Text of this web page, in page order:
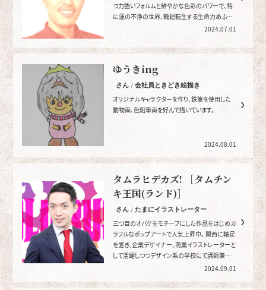
つ力強いフォルムと鮮やかな色彩のパワーで、特
に蓮の不浄の世界、輪廻転生する生命力あふれ
2024.07.01
ゆうきing
さん / 会社員ときどき絵描き
オリジナルキャラクタ－を作り、鉄筆を使用した
動物画、色鉛筆画を好んで描いています。
2024.08.01
タムラヒデカズ! ［タムチン
キ王国(ランド)］
さん / たまにイラストレーター
三つ目のオバケをモチーフにした作品をはじめカ
ラフルなポップアートで人気上昇中。 関西に軸足
を置き、企業デザイナー、商業イラストレーターと
して活躍しつつデザイン系の学校にて講師兼任
2024.09.01